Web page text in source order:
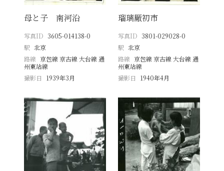
母と子 南河沿
写真ID 3605-014138-0
駅 北京
路線 京包線 京古線 大台線 通
州東站線
撮影日
1939年3月
瑠璃厰初市
写真ID 3801-029028-0
駅 北京
路線 京包線 京古線 大台線 通
州東站線
撮影日
1940年4月